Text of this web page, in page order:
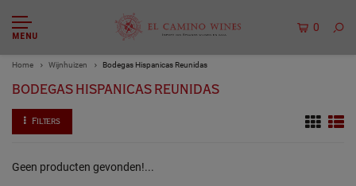
MENU
0
Home Wijnhuizen Bodegas Hispanicas Reunidas
BODEGAS HISPANICAS REUNIDAS
Filters
Geen producten gevonden!...